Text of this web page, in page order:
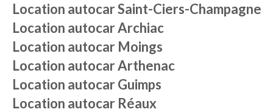
Location autocarSaint-Ciers-Champagne
Location autocarArchiac
Location autocar Moings
Location autocarArthenac
Location autocarGuimps
Location autocar Réaux